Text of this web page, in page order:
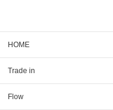
HOME
Trade in
Flow